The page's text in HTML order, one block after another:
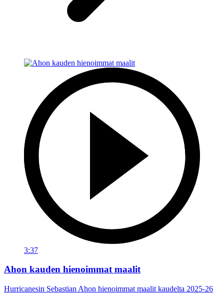
3:37
Ahon kauden hienoimmat maalit
Hurricanesin Sebastian Ahon hienoimmat maalit kaudelta 2025-26